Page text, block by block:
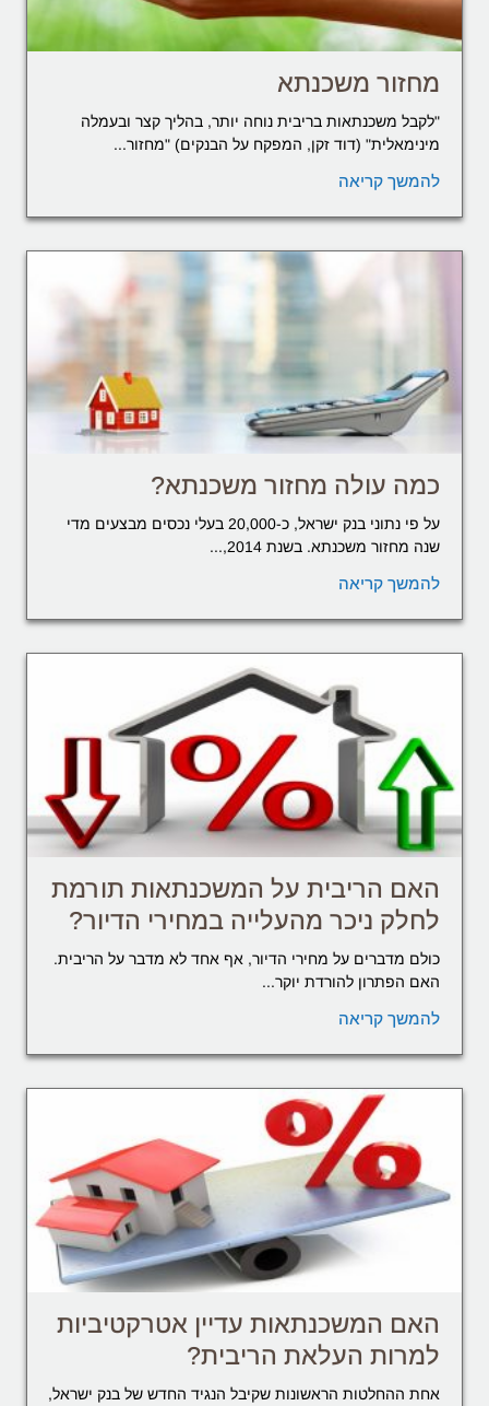
מחזור משכנתא
"לקבל משכנתאות בריבית נוחה יותר, בהליך קצר ובעמלה
מינימאלית" (דוד זקן, המפקח על הבנקים) "מחזור...
להמשך קריאה
כמה עולה מחזור משכנתא?
על פי נתוני בנק ישראל, כ-20,000 בעלי נכסים מבצעים מדי
שנה מחזור משכנתא. בשנת 2014,...
להמשך קריאה
האם הריבית על המשכנתאות תורמת
לחלק ניכר מהעלייה במחירי הדיור?
כולם מדברים על מחירי הדיור, אף אחד לא מדבר על הריבית.
האם הפתרון להורדת יוקר...
להמשך קריאה
האם המשכנתאות עדיין אטרקטיביות
למרות העלאת הריבית?
אחת ההחלטות הראשונות שקיבל הנגיד החדש של בנק ישראל,